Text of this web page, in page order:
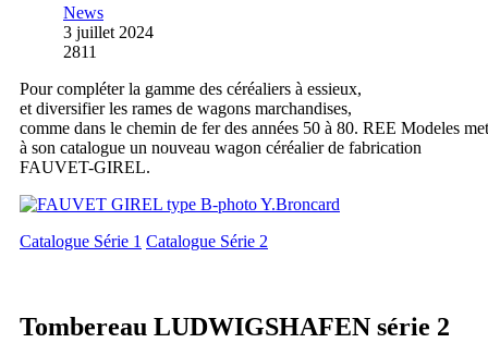
News
3 juillet 2024
2811
Pour compléter la gamme des céréaliers à essieux,
et diversifier les rames de wagons marchandises,
comme dans le chemin de fer des années 50 à 80. REE Modeles met
à son catalogue un nouveau wagon céréalier de fabrication
FAUVET-GIREL.
Catalogue Série 1 Catalogue Série 2
Tombereau LUDWIGSHAFEN série 2